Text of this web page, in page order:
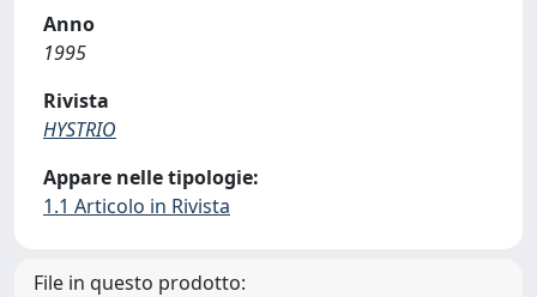
Anno
1995
Rivista
HYSTRIO
Appare nelle tipologie:
1.1 Articolo in Rivista
File in questo prodotto: